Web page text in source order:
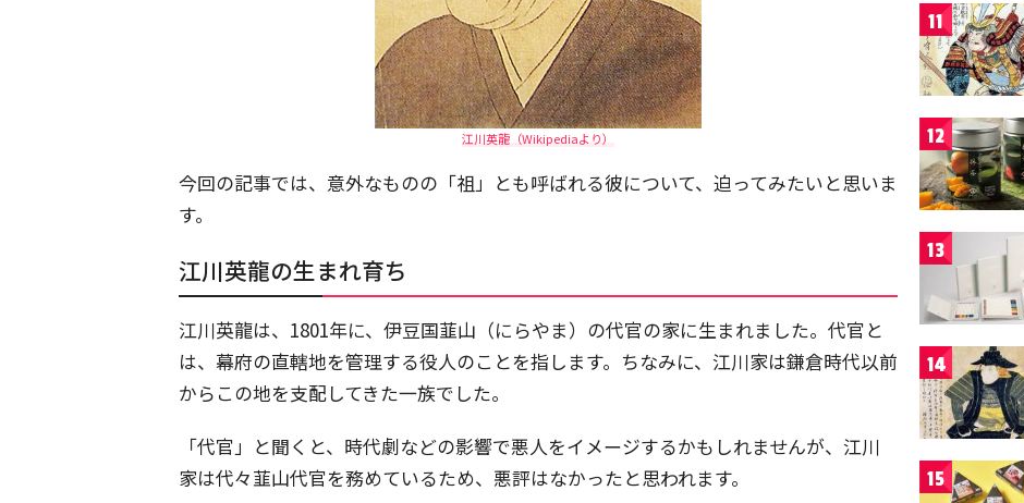
江川英龍（Wikipediaより）
今回の記事では、意外なものの「祖」とも呼ばれる彼について、迫ってみたいと思いま
す。
江川英龍の生まれ育ち
江川英龍は、1801年に、伊豆国韮山（にらやま）の代官の家に生まれました。代官と
は、幕府の直轄地を管理する役人のことを指します。ちなみに、江川家は鎌倉時代以前
からこの地を支配してきた一族でした。
「代官」と聞くと、時代劇などの影響で悪人をイメージするかもしれませんが、江川
家は代々韮山代官を務めているため、悪評はなかったと思われます。
11
12
13
14
15